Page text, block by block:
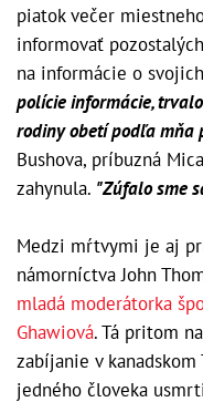
piatok večer
informovať
na informácie o
polície informácie,
rodiny obetí podľa mňa
Bushova, príbuzná
zahynula. "Zúfalo sme
Medzi mŕtvymi je aj
námorníctva John
mladá moderátorka
Ghawiová. Tá pritom
zabíjanie v
jedného človeka